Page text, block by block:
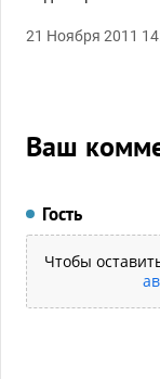
21 Ноября 2011
Ваш
Гость
Чтобы